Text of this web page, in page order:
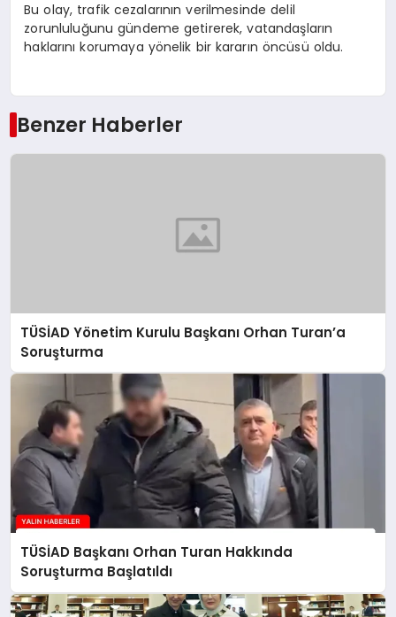
Bu olay, trafik cezalarının verilmesinde delil
zorunluluğunu gündeme getirerek, vatandaşların
haklarını korumaya yönelik bir kararın öncüsü oldu.
Benzer Haberler
TÜSİAD Yönetim Kurulu Başkanı Orhan Turan’a
Soruşturma
TÜSİAD Başkanı Orhan Turan Hakkında
Soruşturma Başlatıldı